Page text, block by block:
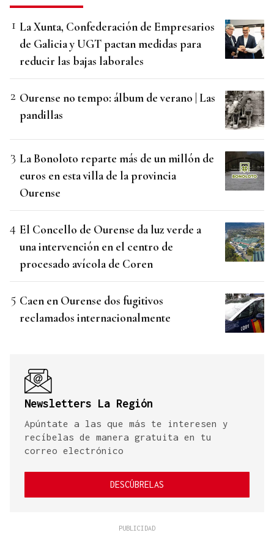
La Xunta, Confederación de Empresarios
de Galicia y UGT pactan medidas para
reducir las bajas laborales
Ourense no tempo: álbum de verano | Las
pandillas
La Bonoloto reparte más de un millón de
euros en esta villa de la provincia
Ourense
El Concello de Ourense da luz verde a
una intervención en el centro de
procesado avícola de Coren
Caen en Ourense dos fugitivos
reclamados internacionalmente
Newsletters La Región
Apúntate a las que más te interesen y
recíbelas de manera gratuita en tu
correo electrónico
DESCÚBRELAS